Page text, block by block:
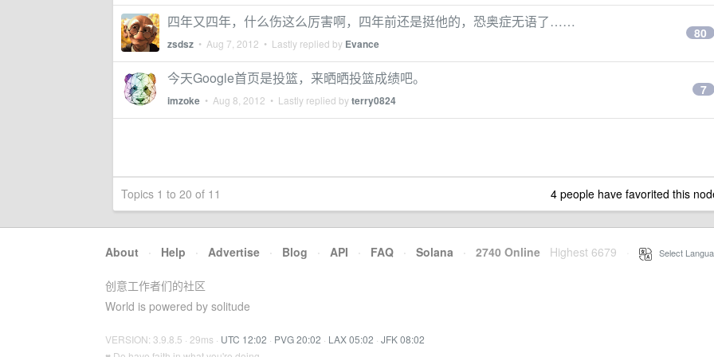
四年又四年，什么伤这么厉害啊，四年前还是挺他的，恐奥症无语了……
zsdsz • Aug 7, 2012 • Lastly replied by Evance
80
今天Google首页是投篮，来晒晒投篮成绩吧。
imzoke • Aug 8, 2012 • Lastly replied byterry0824
7
Topics 1 to 20 of 11 4 people have favorited this
About · Help · Advertise · Blog · API · FAQ · Solana · 2740 Online Highest 6679 Select
创意工作者们的社区
World is powered by solitude
VERSION: 3.9.8.5 · 29ms · UTC 12:02 · PVG 20:02 · LAX 05:02 · JFK 08:02